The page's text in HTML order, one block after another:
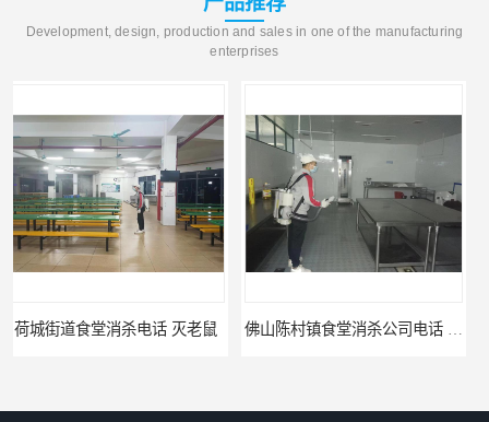
Development, design, production and sales in one of the manufacturing
enterprises
佛山陈村镇食堂消杀公司电话 陈村食堂灭鼠